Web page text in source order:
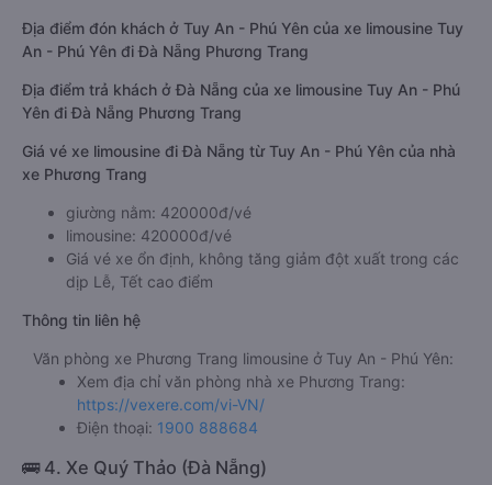
Địa điểm đón khách ở Tuy An - Phú Yên của xe limousine Tuy
An - Phú Yên đi Đà Nẵng Phương Trang
Địa điểm trả khách ở Đà Nẵng của xe limousine Tuy An - Phú
Yên đi Đà Nẵng Phương Trang
Giá vé xe limousine đi Đà Nẵng từ Tuy An - Phú Yên của nhà
xe Phương Trang
giường nằm: 420000đ/vé
limousine: 420000đ/vé
Giá vé xe ổn định, không tăng giảm đột xuất trong các
dịp Lễ, Tết cao điểm
Thông tin liên hệ
Văn phòng xe Phương Trang limousine ở Tuy An - Phú Yên:
Xem địa chỉ văn phòng nhà xe Phương Trang:
https://vexere.com/vi-VN/
Điện thoại: 1900 888684
🚌 4. Xe Quý Thảo (Đà Nẵng)